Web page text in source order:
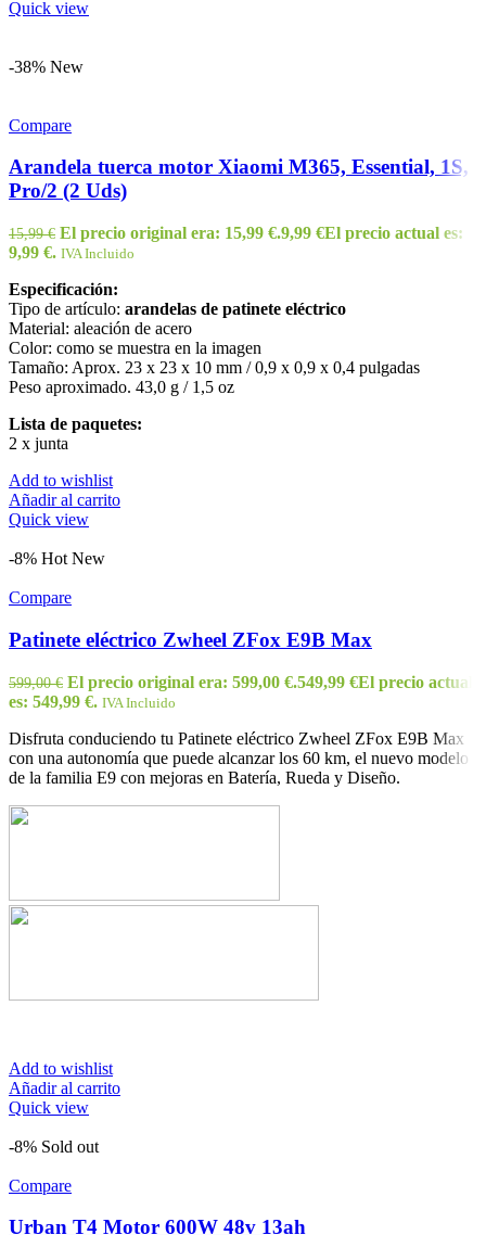
Quick view
-38% New
Compare
Arandela tuerca motor Xiaomi M365, Essential, 1S,
Pro/2 (2 Uds)
15,99€ El precio original era: 15,99 €.9,99 €El precio actual es:
9,99 €. IVA Incluido
Especificación:
Tipo de artículo: arandelas de patinete eléctrico
Material: aleación de acero
Color: como se muestra en la imagen
Tamaño: Aprox. 23 x 23 x 10 mm / 0,9 x 0,9 x 0,4 pulgadas
Peso aproximado. 43,0 g / 1,5 oz
Lista de paquetes:
2 x junta
Add to wishlist
Añadir al carrito
Quick view
-8% Hot New
Compare
Patinete eléctrico Zwheel ZFox E9B Max
599,00€ El precio original era: 599,00 €.549,99 €El precio actual
es: 549,99 €. IVA Incluido
Disfruta conduciendo tu Patinete eléctrico Zwheel ZFox E9B Max
con una autonomía que puede alcanzar los 60 km, el nuevo modelo
de la familia E9 con mejoras en Batería, Rueda y Diseño.
Add to wishlist
Añadir al carrito
Quick view
-8% Sold out
Compare
Urban T4 Motor 600W 48v 13ah